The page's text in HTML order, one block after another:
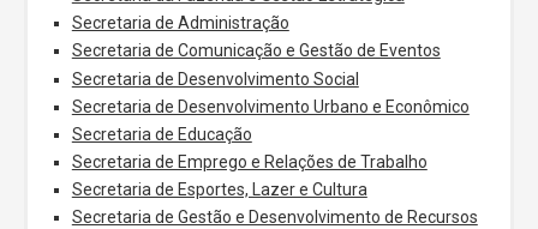
Secretaria de Administração
Secretaria de Comunicação e Gestão de Eventos
Secretaria de Desenvolvimento Social
Secretaria de Desenvolvimento Urbano e Econômico
Secretaria de Educação
Secretaria de Emprego e Relações de Trabalho
Secretaria de Esportes, Lazer e Cultura
Secretaria de Gestão e Desenvolvimento de Recursos